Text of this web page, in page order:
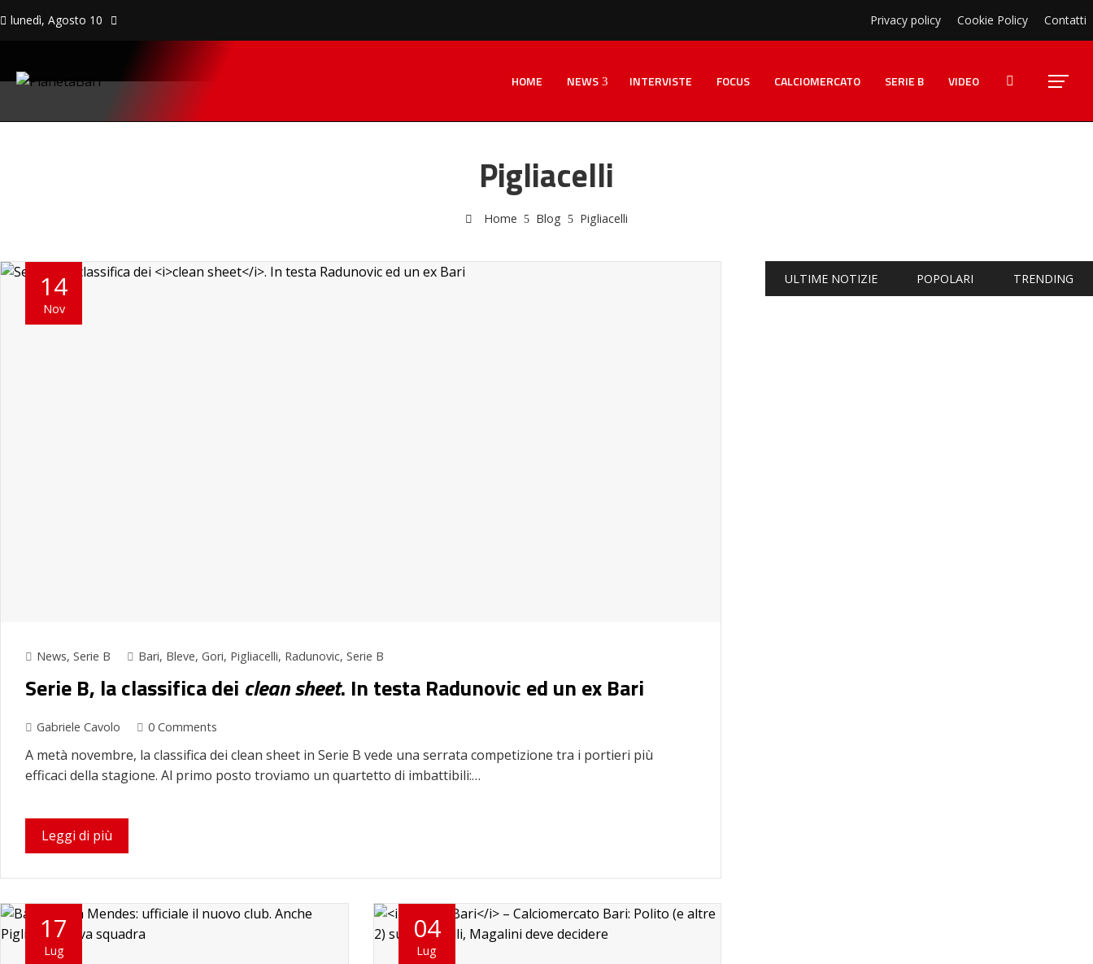
lunedì, Agosto 10 Privacy policy Cookie Policy Contatti
HOME NEWS INTERVISTE FOCUS CALCIOMERCATO SERIE B VIDEO
Pigliacelli
Home Blog Pigliacelli
14
Nov
News, Serie B Bari, Bleve, Gori, Pigliacelli, Radunovic, Serie B
Serie B, la classifica dei clean sheet. In testa Radunovic ed un ex Bari
Gabriele Cavolo 0 Comments
A metà novembre, la classifica dei clean sheet in Serie B vede una serrata competizione tra i portieri più
efficaci della stagione. Al primo posto troviamo un quartetto di imbattibili:…
Leggi di più
17
Lug
04
Lug
ULTIME NOTIZIE POPOLARI TRENDING